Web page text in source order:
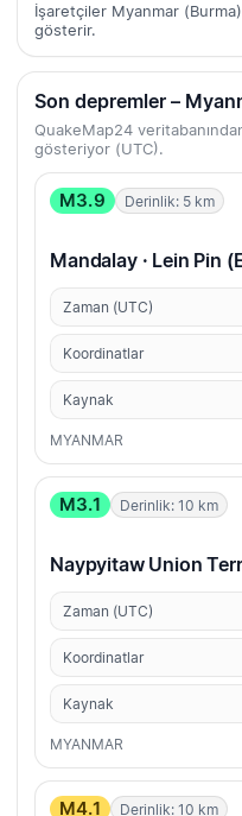
İşaretçiler Myanmar
gösterir.
Son depremler –
QuakeMap24
gösteriyor (UTC).
M3.9 Derinlik: 5 km
Mandalay · Lein Pin
Zaman (UTC)
Koordinatlar
Kaynak
MYANMAR
M3.1 Derinlik: 10 km
Naypyitaw Union
Zaman (UTC)
Koordinatlar
Kaynak
MYANMAR
M4.1 Derinlik: 10 km